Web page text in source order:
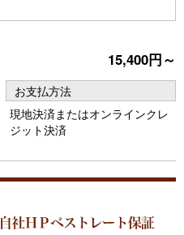
xt
15,400円～
お支払方法
現地決済またはオンラインクレ
ジット決済